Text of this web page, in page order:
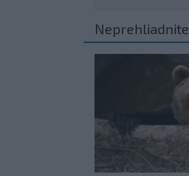
Neprehliadnite